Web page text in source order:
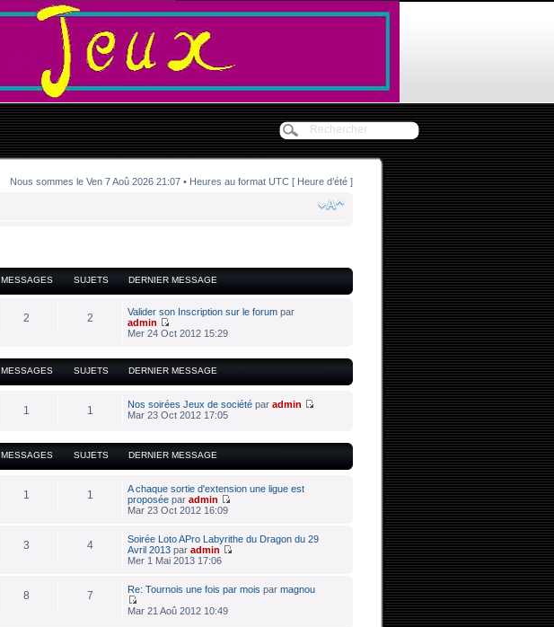
Nous sommes le Ven 7 Aoû 2026 21:07 • Heures au format UTC [ Heure d’été ]
MESSAGES SUJETS DERNIER MESSAGE
2 2 Valider son Inscription sur le forumpar
admin
Mer 24 Oct 2012 15:29
MESSAGES SUJETS DERNIER MESSAGE
1 1 Nos soirées Jeux de sociétépar admin
Mar 23 Oct 2012 17:05
MESSAGES SUJETS DERNIER MESSAGE
1 1
A chaque sortie d'extension une ligue est
proposéepar admin
Mar 23 Oct 2012 16:09
3 4
Soirée Loto APro Labyrithe du Dragon du 29
Avril 2013par admin
Mer 1 Mai 2013 17:06
8 7 Re: Tournois une fois par mois par magnou
Mar 21 Aoû 2012 10:49